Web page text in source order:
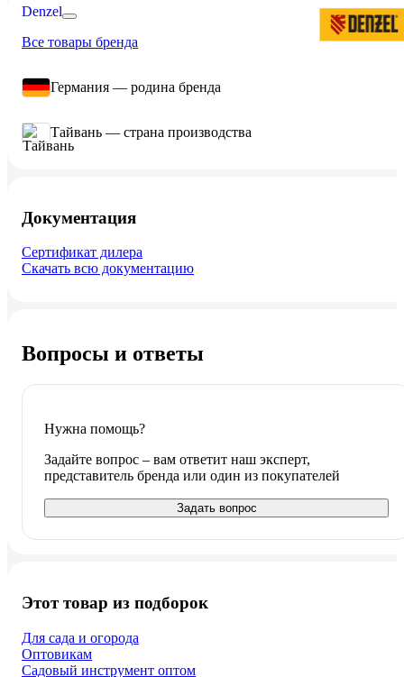
Denzel
Все товары бренда
Германия — родина бренда
Тайвань — страна производства
Документация
Сертификат дилера
Скачать всю документацию
Вопросы и ответы
Нужна помощь?
Задайте вопрос – вам ответит наш эксперт,
представитель бренда или один из покупателей
Задать вопрос
Этот товар из подборок
Для сада и огорода
Оптовикам
Садовый инструмент оптом